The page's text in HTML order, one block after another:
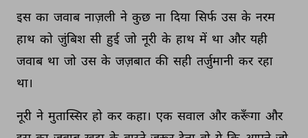
इस का जवाब नाज़ली ने कुछ ना दिया सिर्फ उस के नरम
हाथ को जुंबिश सी हुई जो नूरी के हाथ में था और यही
जवाब था जो उस के जज़बात की सही तर्जुमानी कर रहा
था।
नूरी ने मुतास्सिर हो कर कहा। एक सवाल और करूँगा और